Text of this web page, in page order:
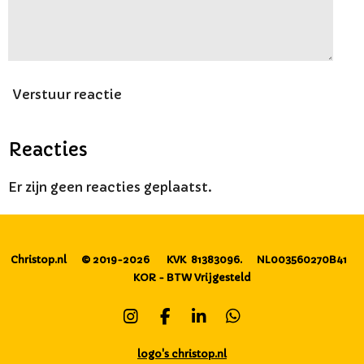
Verstuur reactie
Reacties
Er zijn geen reacties geplaatst.
Christop.nl © 2019-2026 KVK 81383096. NL003560270B41
KOR - BTW Vrijgesteld
I
F
c
L
n
W
logo's christop.nl